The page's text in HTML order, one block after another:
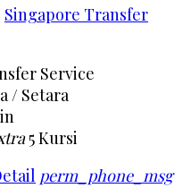
Singapore Transfer
Service
/ Setara
5 Kursi
perm_phone_msg